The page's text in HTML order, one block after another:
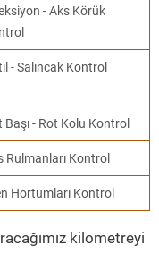
- Aks Körük
- Salıncak Kontrol
Başı - Rot Kolu Kontrol
Rulmanları Kontrol
Hortumları Kontrol
kilometreyi